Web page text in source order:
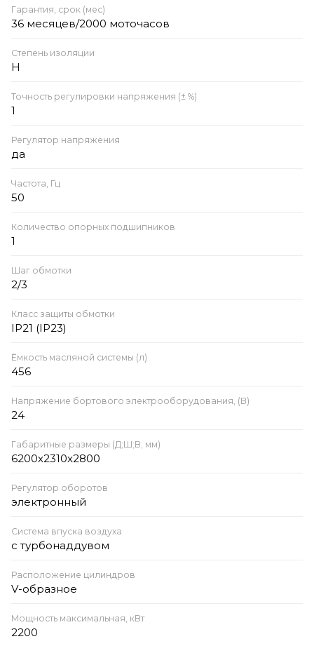
Гарантия, срок (мес)
36 месяцев/2000 моточасов
Степень изоляции
Н
Точность регулировки напряжения (± %)
1
Регулятор напряжения
да
Частота, Гц
50
Количество опорных подшипников
1
Шаг обмотки
2/3
Класс защиты обмотки
IP21 (IP23)
Ёмкость масляной системы (л)
456
Напряжение бортового электрооборудования, (В)
24
Габаритные размеры (Д;Ш;В; мм)
6200х2310х2800
Регулятор оборотов
электронный
Система впуска воздуха
с турбонаддувом
Расположение цилиндров
V-образное
Мощность максимальная, кВт
2200